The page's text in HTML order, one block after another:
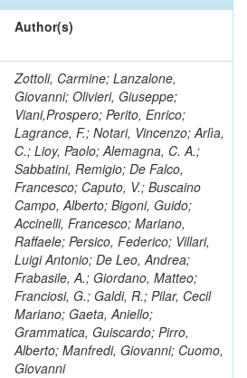
Author(s)
Zottoli, Carmine; Lanzalone,
Giovanni; Olivieri, Giuseppe;
Viani,Prospero; Perito, Enrico;
Lagrance, F.; Notari, Vincenzo; Arlìa,
C.; Lioy, Paolo; Alemagna, C. A.;
Sabbatini, Remigio; De Falco,
Francesco; Caputo, V.; Buscaino
Campo, Alberto; Bigoni, Guido;
Accinelli, Francesco; Mariano,
Raffaele; Persico, Federico; Villari,
Luigi Antonio; De Leo, Andrea;
Frabasile, A.; Giordano, Matteo;
Franciosi, G.; Galdi, R.; Pilar, Cecil
Mariano; Gaeta, Aniello;
Grammatica, Guiscardo; Pirro,
Alberto; Manfredi, Giovanni; Cuomo,
Giovanni